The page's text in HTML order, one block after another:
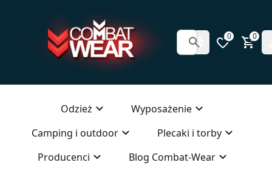
0 0
Odzież
Wyposażenie
Camping i outdoor
Plecaki i torby
Producenci
Blog Combat-Wear